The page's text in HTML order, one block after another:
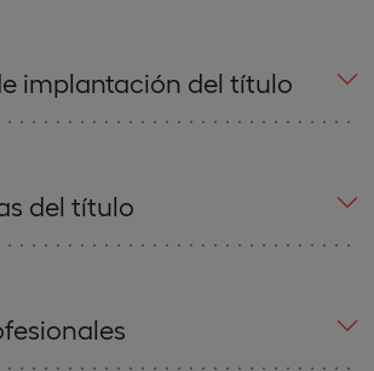
implantación del título
del título